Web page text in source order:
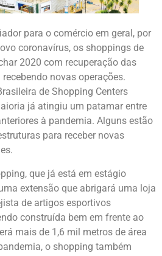
para o comércio em geral, por
coronavírus, os shoppings de
2020 com recuperação das
novas operações.
de Shopping Centers
já atingiu um patamar entre
à pandemia. Alguns estão
para receber novas
que já está em estágio
extensão que abrigará uma loja
de artigos esportivos
construída bem em frente ao
mais de 1,6 mil metros de área
o shopping também